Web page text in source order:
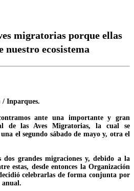
migratorias porque ellas
nuestro ecosistema
/ Inparques.
ante una importante y gran
de las Aves Migratorias, la cual se
el segundo sábado de mayo y, otra el
dos grandes migraciones y, debido a la
estas, desde entonces la Organización
celebrarlas de forma conjunta por
anual.